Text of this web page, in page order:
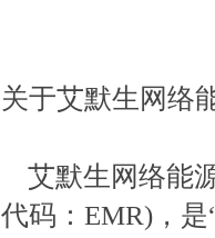
关于艾默生网络
艾默生网络能
代码：EMR)，